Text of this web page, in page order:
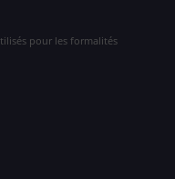
pour les formalités